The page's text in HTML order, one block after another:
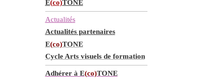
E(co)TONE
Actualités
Actualités partenaires
E(co)TONE
Cycle Arts visuels de formation
Adhérer à E(co)TONE